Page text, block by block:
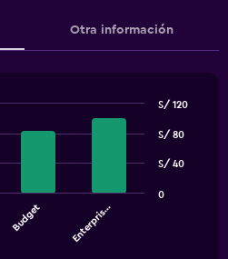
Otra información
Budget Enterpris…
0
S/ 40
S/ 80
S/ 120